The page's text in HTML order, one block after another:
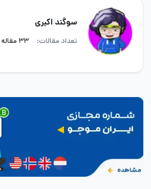
سوگند اکبری
تعداد مقالات: ۳۳ مقاله